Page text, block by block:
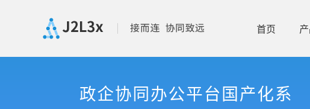
首页
政企协同办公平台国产化系